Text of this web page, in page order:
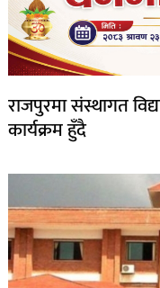
राजपुरमा संस्थागत
कार्यक्रम हुँदै